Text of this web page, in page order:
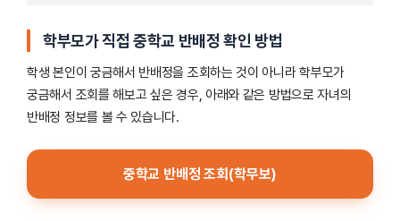
학부모가 직접 중학교 반배정 확인 방법
학생 본인이 궁금해서 반배정을 조회하는 것이 아니라 학부모가
궁금해서 조회를 해보고 싶은 경우, 아래와 같은 방법으로 자녀의
반배정 정보를 볼 수 있습니다.
중학교 반배정 조회(학무보)